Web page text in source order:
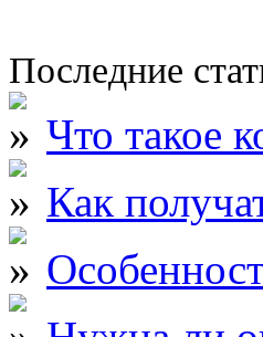
Последние
Что такое
Как